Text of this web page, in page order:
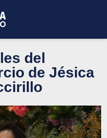
del
de Jésica